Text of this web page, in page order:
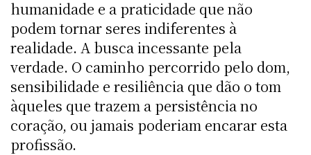
humanidade e a praticidade que não
podem tornar seres indiferentes à
realidade. A busca incessante pela
verdade. O caminho percorrido pelo dom,
sensibilidade e resiliência que dão o tom
àqueles que trazem a persistência no
coração, ou jamais poderiam encarar esta
profissão.